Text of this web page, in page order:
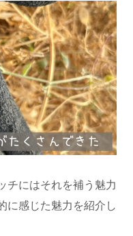
チにはそれを補う魅力
に感じた魅力を紹介し